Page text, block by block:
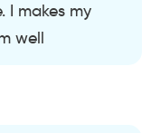
I makes my
well